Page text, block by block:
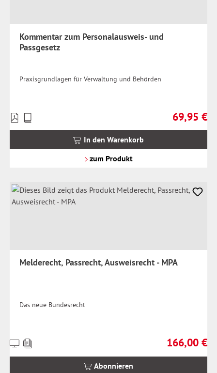
Kommentar zum Personalausweis- und
Passgesetz
Praxisgrundlagen für Verwaltung und Behörden
Regulärer
69,95 €
Preise
inkl.
In den Warenkorb
zum Produkt
Melderecht, Passrecht, Ausweisrecht - MPA
Das neue Bundesrecht
Regulärer
166,00 €
Preise
Abonnieren